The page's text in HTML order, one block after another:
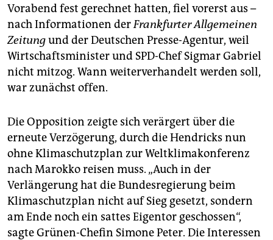
genossenschaft
epaper login
Vorabend fest gerechnet hatten, fiel vorerst aus –
nach Informationen derFrankfurter Allgemeinen
Zeitungund der Deutschen Presse-Agentur, weil
Wirtschaftsminister und SPD-Chef Sigmar Gabriel
nicht mitzog. Wann weiterverhandelt werden soll,
war zunächst offen.
Die Opposition zeigte sich verärgert über die
erneute Verzögerung, durch die Hendricks nun
ohne Klimaschutzplan zur Weltklimakonferenz
nach Marokko reisen muss. „Auch in der
Verlängerung hat die Bundesregierung beim
Klimaschutzplan nicht auf Sieg gesetzt, sondern
am Ende noch ein sattes Eigentor geschossen“,
sagte Grünen-Chefin Simone Peter. Die Interessen